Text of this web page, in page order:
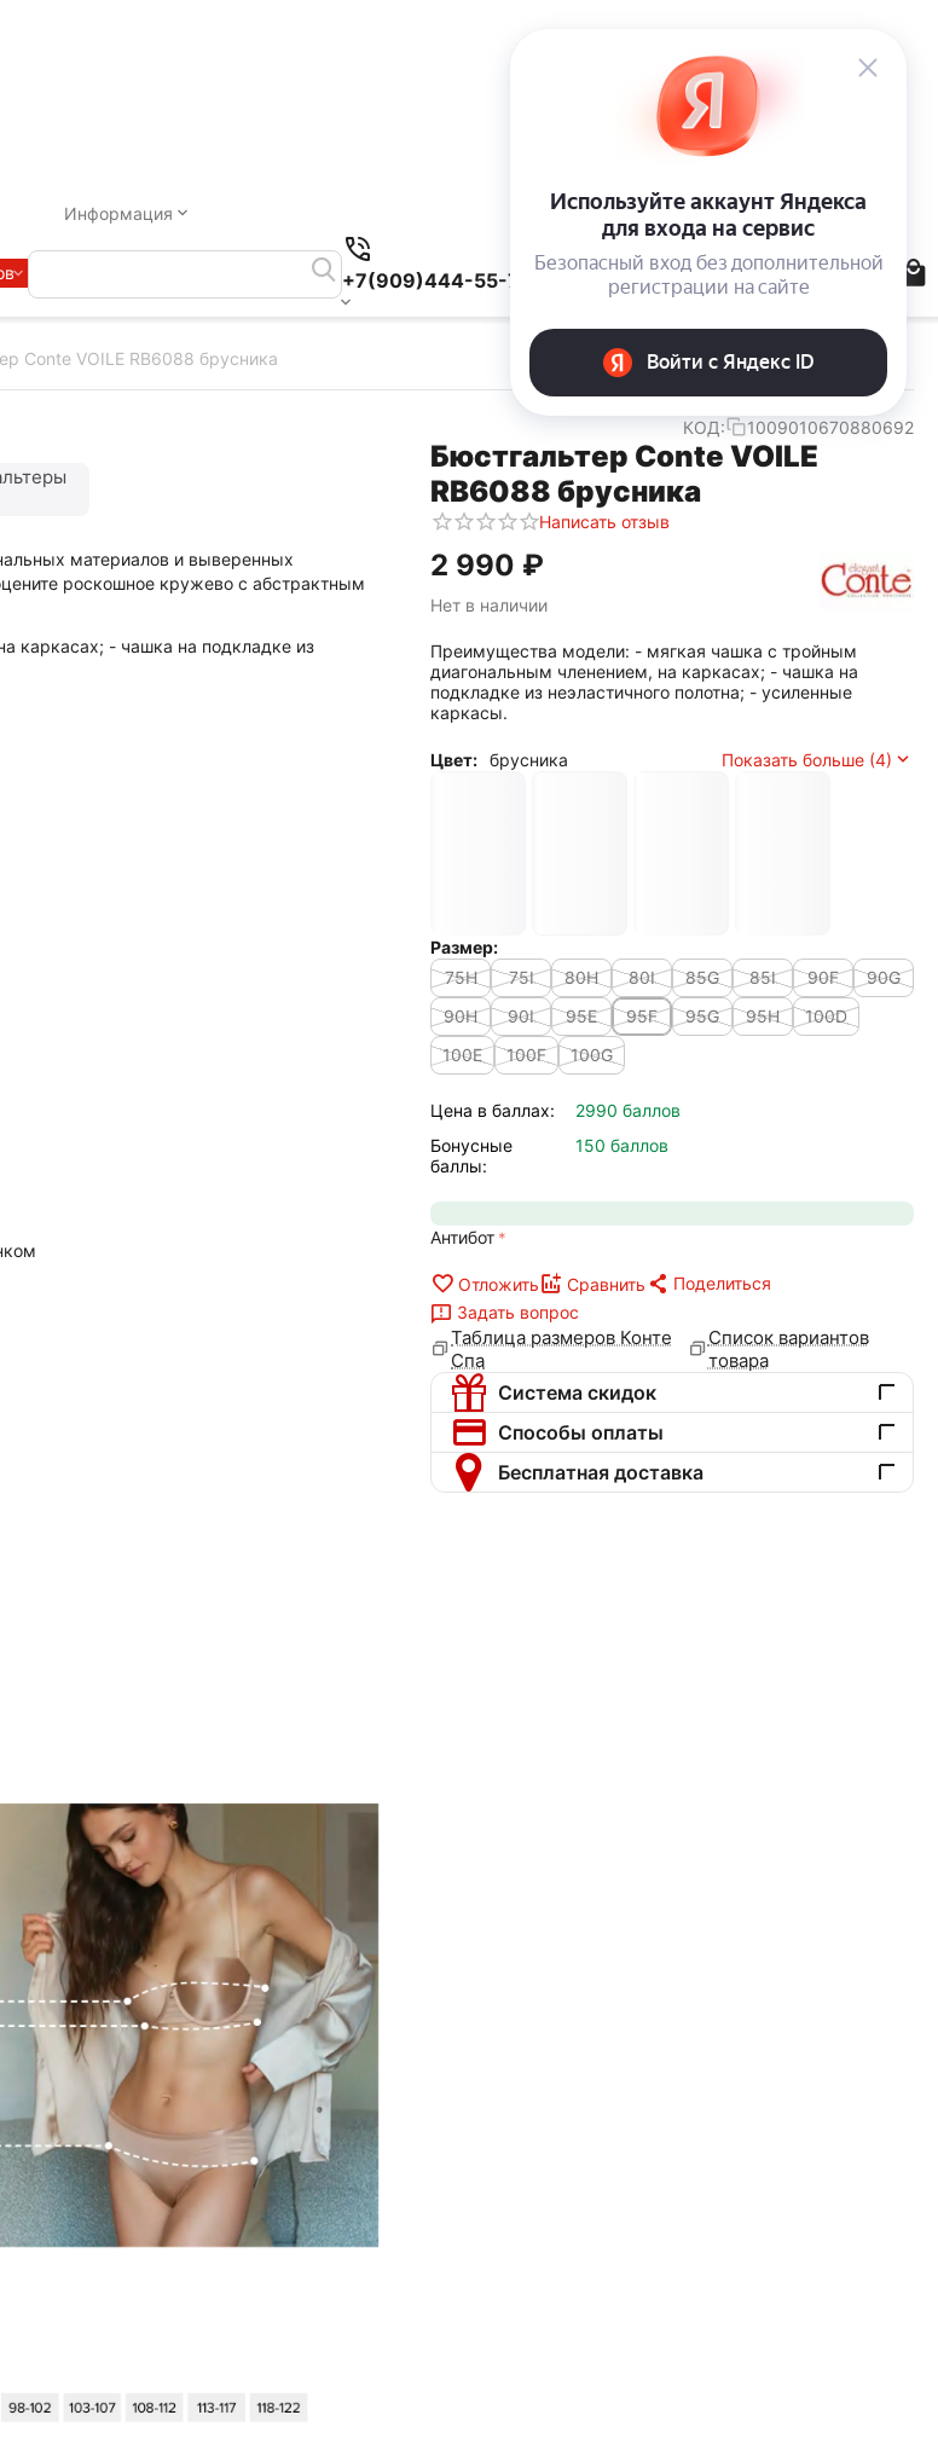
Информация
+7(909)444-55-78
Conte VOILE RB6088 брусника
КОД: 1009010670880692
Бюстгальтер Conte VOILE
RB6088 брусника
Написать отзыв
2 990 ₽
Нет в наличии
Преимущества модели: - мягкая чашка с тройным
диагональным членением, на каркасах; - чашка на
подкладке из неэластичного полотна; - усиленные
каркасы.
Цвет: брусника Показать больше (4)
Размер:
75H
75I 80H 80I 85G 85I 90F
90G
90H
90I 95E 95F 95G 95H
100D
100E
100F 100G
Цена в баллах:
2990 баллов
Бонусные
баллы:
150 баллов
Антибот
Отложить Сравнить
Поделиться
Задать вопрос
Таблица размеров Конте
Спа
Список вариантов
товара
Система скидок
Способы оплаты
Бесплатная доставка
материалов и выверенных
роскошное кружево с абстрактным
каркасах; - чашка на подкладке из